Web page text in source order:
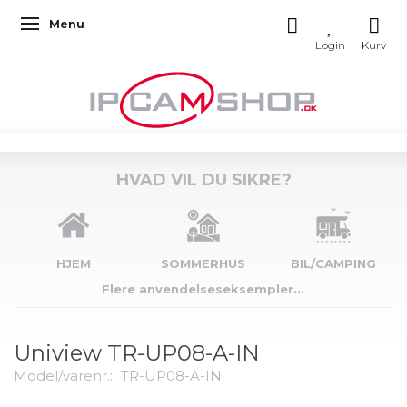
Skifte navigation
Menu
HVAD VIL DU SIKRE?
HJEM SOMMERHUS
BIL/CAMPING
Flere anvendelseseksempler...
Uniview TR-UP08-A-IN
Model/varenr.: TR-UP08-A-IN